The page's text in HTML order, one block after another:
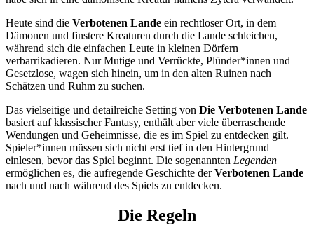
Heute sind die Verbotenen Lande ein rechtloser Ort, in dem
Dämonen und finstere Kreaturen durch die Lande schleichen,
während sich die einfachen Leute in kleinen Dörfern
verbarrikadieren. Nur Mutige und Verrückte, Plünder*innen und
Gesetzlose, wagen sich hinein, um in den alten Ruinen nach
Schätzen und Ruhm zu suchen.
Das vielseitige und detailreiche Setting von Die Verbotenen Lande
basiert auf klassischer Fantasy, enthält aber viele überraschende
Wendungen und Geheimnisse, die es im Spiel zu entdecken gilt.
Spieler*innen müssen sich nicht erst tief in den Hintergrund
einlesen, bevor das Spiel beginnt. Die sogenannten Legenden
ermöglichen es, die aufregende Geschichte derVerbotenen Lande
nach und nach während des Spiels zu entdecken.
Die Regeln